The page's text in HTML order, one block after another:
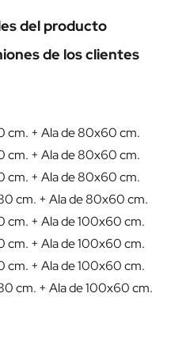
del producto
de los clientes
cm. + Ala de 80x60 cm.
cm. + Ala de 80x60 cm.
cm. + Ala de 80x60 cm.
cm. + Ala de 80x60 cm.
cm. + Ala de 100x60 cm.
cm. + Ala de 100x60 cm.
cm. + Ala de 100x60 cm.
cm. + Ala de 100x60 cm.